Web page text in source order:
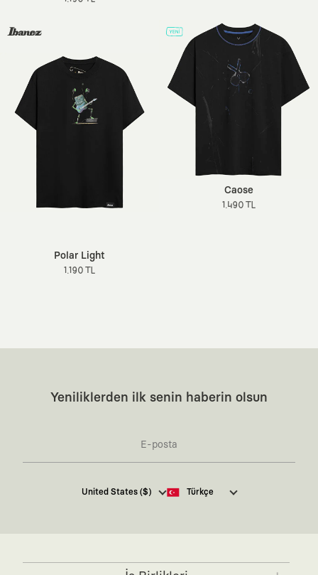
Polar Light
1.190 TL
Caose
1.490 TL
Yeniliklerden ilk senin haberin olsun
Kaft Tasarım Tekstil Sanayi ve Ticaret Anonim
ulaşabilirsiniz.
United States ($) Türkçe